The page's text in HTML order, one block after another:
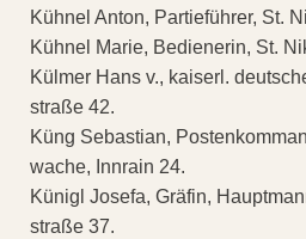
Kühnel Anton, Partieführer, St.
Kühnel Marie, Bedienerin, St.
Külmer Hans v., kaiserl.
straße 42.
Küng Sebastian,
wache, Innrain 24.
Künigl Josefa, Gräfin,
straße 37.